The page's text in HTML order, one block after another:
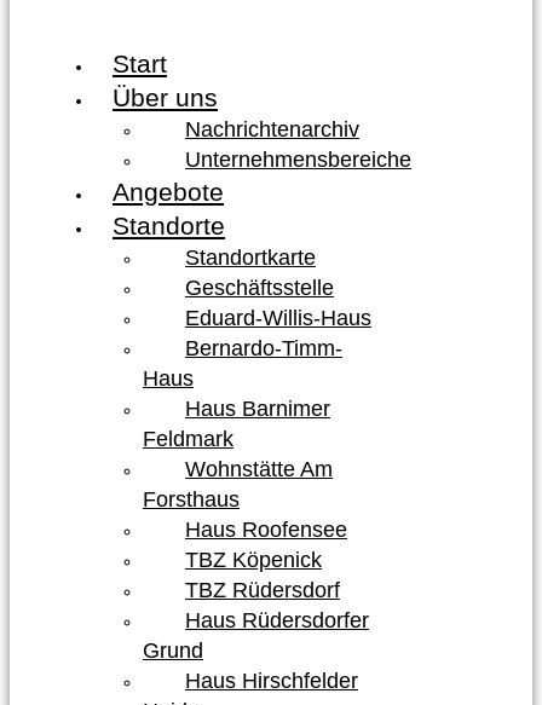
Start
Über uns
Nachrichtenarchiv
Unternehmensbereiche
Angebote
Standorte
Standortkarte
Geschäftsstelle
Eduard-Willis-Haus
Bernardo-Timm-
Haus
Haus Barnimer
Feldmark
Wohnstätte Am
Forsthaus
Haus Roofensee
TBZ Köpenick
TBZ Rüdersdorf
Haus Rüdersdorfer
Grund
Haus Hirschfelder